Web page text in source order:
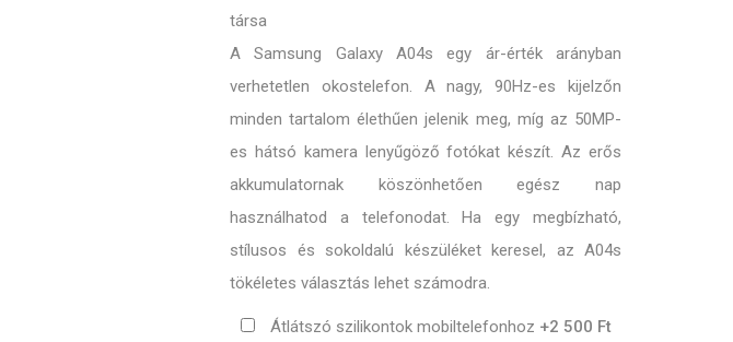
társa
A Samsung Galaxy A04s egy ár-érték arányban
verhetetlen okostelefon. A nagy, 90Hz-es kijelzőn
minden tartalom élethűen jelenik meg, míg az 50MP-
es hátsó kamera lenyűgöző fotókat készít. Az erős
akkumulatornak köszönhetően egész nap
használhatod a telefonodat. Ha egy megbízható,
stílusos és sokoldalú készüléket keresel, az A04s
tökéletes választás lehet számodra.
Átlátszó szilikontok mobiltelefonhoz +2 500 Ft